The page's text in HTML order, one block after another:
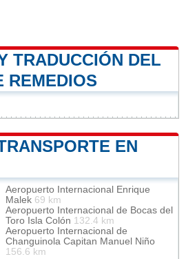
TRADUCCIÓN DEL
REMEDIOS
EN
Aeropuerto Internacional Enrique
Malek 69 km
Aeropuerto Internacional de Bocas del
Toro Isla Colón 132.4 km
Aeropuerto Internacional de
Changuinola Capitan Manuel Niño
156.6 km